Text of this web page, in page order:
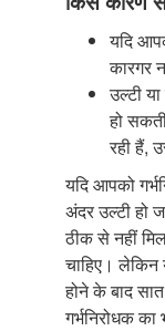
यदि
कारगर
उल्टी
हो
रही हैं,
यदि आपको
अंदर उल्टी हो
ठीक से नहीं
चाहिए। लेकिन
होने के बाद
गर्भनिरोधक का